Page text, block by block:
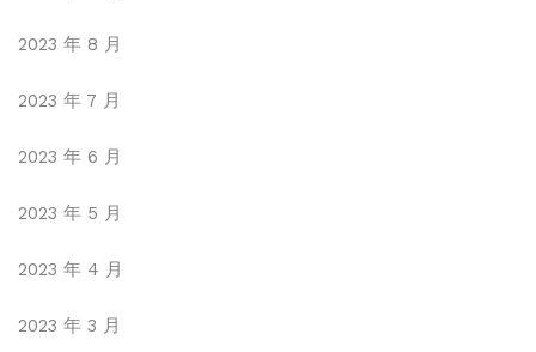
2023 年 8 月
2023 年 7 月
2023 年 6 月
2023 年 5 月
2023 年 4 月
2023 年 3 月